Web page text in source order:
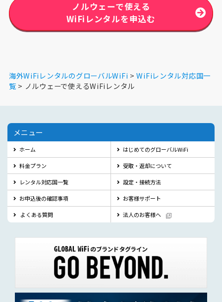
ノルウェーで使える
WiFiレンタルを申込む
海外WiFiレンタルのグローバルWiFi
WiFiレンタル対応国一
覧
ノルウェーで使えるWiFiレンタル
メニュー
ホーム はじめてのグローバルWiFi
料金プラン 受取・返却について
レンタル対応国一覧 設定・接続方法
お申込後の確認事項 お客様サポート
よくある質問 法人のお客様へ